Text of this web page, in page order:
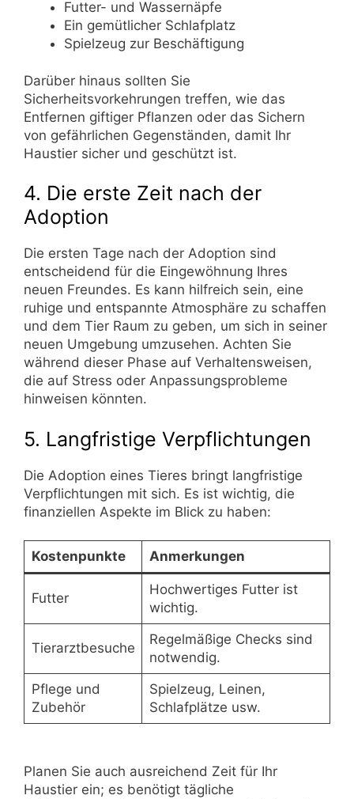
Futter- und Wassernäpfe
Ein gemütlicher Schlafplatz
Spielzeug zur Beschäftigung
Darüber hinaus sollten Sie
Sicherheitsvorkehrungen treffen, wie das
Entfernen giftiger Pflanzen oder das Sichern
von gefährlichen Gegenständen, damit Ihr
Haustier sicher und geschützt ist.
4. Die erste Zeit nach der
Adoption
Die ersten Tage nach der Adoption sind
entscheidend für die Eingewöhnung Ihres
neuen Freundes. Es kann hilfreich sein, eine
ruhige und entspannte Atmosphäre zu schaffen
und dem Tier Raum zu geben, um sich in seiner
neuen Umgebung umzusehen. Achten Sie
während dieser Phase auf Verhaltensweisen,
die auf Stress oder Anpassungsprobleme
hinweisen könnten.
5. Langfristige Verpflichtungen
Die Adoption eines Tieres bringt langfristige
Verpflichtungen mit sich. Es ist wichtig, die
finanziellen Aspekte im Blick zu haben:
Kostenpunkte Anmerkungen
Futter
Hochwertiges Futter ist
wichtig.
Tierarztbesuche
Regelmäßige Checks sind
notwendig.
Pflege und
Zubehör
Spielzeug, Leinen,
Schlafplätze usw.
Planen Sie auch ausreichend Zeit für Ihr
Haustier ein; es benötigt tägliche